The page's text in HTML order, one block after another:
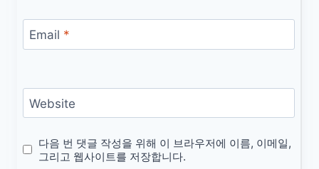
Email *
Website
다음 번 댓글 작성을 위해 이 브라우저에 이름, 이메일,
그리고 웹사이트를 저장합니다.